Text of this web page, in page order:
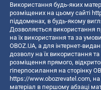
Використання будь-яких
розміщених на цьому сайті
піддоменах, в будь-якому
Дозволяється використання
на їх використання та за
OBOZ.UA, а для інтернет-
дозволу на їх використання
розміщення прямого,
гіперпосилання на сторінку
https://www.obozrevatel.com,
матеріал в першому абзаці